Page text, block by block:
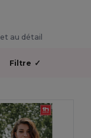
au détail
Filtre ✓